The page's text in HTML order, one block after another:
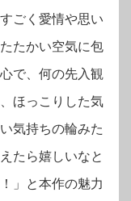
ごく愛情や思い
たかい空気に包
で、何の先入観
ほっこりした気
気持ちの輪みた
たら嬉しいなと
」と本作の魅力